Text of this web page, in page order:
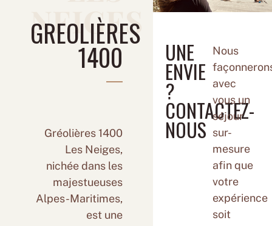
NEIGES
GREOLIÈRES
1400
Gréolières 1400
Les Neiges,
nichée dans les
majestueuses
Alpes-Maritimes,
est une
UNE
ENVIE
?
CONTACTEZ-
NOUS
Nous
avec
vous un
séjour
sur-
mesure
afin que
votre
expérience
soit